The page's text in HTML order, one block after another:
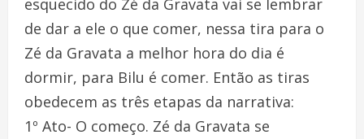
de dar a ele o que comer, nessa tira para o
Zé da Gravata a melhor hora do dia é
dormir, para Bilu é comer. Então as tiras
obedecem as três etapas da narrativa:
1º Ato- O começo. Zé da Gravata se